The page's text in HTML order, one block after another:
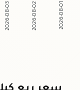
2026-08-03 2026-08-02 2026-08-01